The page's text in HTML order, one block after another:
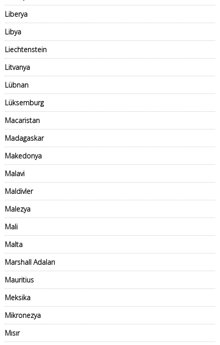
Liberya
Libya
Liechtenstein
Litvanya
Lübnan
Lüksemburg
Macaristan
Madagaskar
Makedonya
Malavi
Maldivler
Malezya
Mali
Malta
Marshall Adaları
Mauritius
Meksika
Mikronezya
Mısır